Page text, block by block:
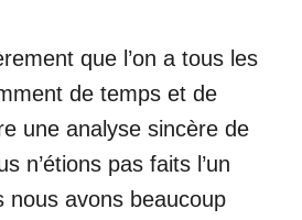
que l’on a tous les
de temps et de
une analyse sincère de
n’étions pas faits l’un
nous avons beaucoup